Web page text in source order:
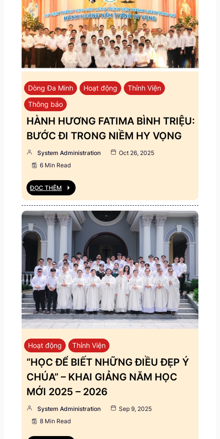
Dòng Đa Minh Hoạt động
Thỉnh Viện
Thông báo
HÀNH HƯƠNG FATIMA BÌNH TRIỆU:
BƯỚC ĐI TRONG NIỀM HY VỌNG
System Administration
Oct 26, 2025
6 Min Read
ĐỌC THÊM
Hoạt động Thỉnh Viện
“HỌC ĐỂ BIẾT NHỮNG ĐIỀU ĐẸP Ý
CHÚA” – KHAI GIẢNG NĂM HỌC
MỚI 2025 – 2026
System Administration
Sep 9, 2025
8 Min Read